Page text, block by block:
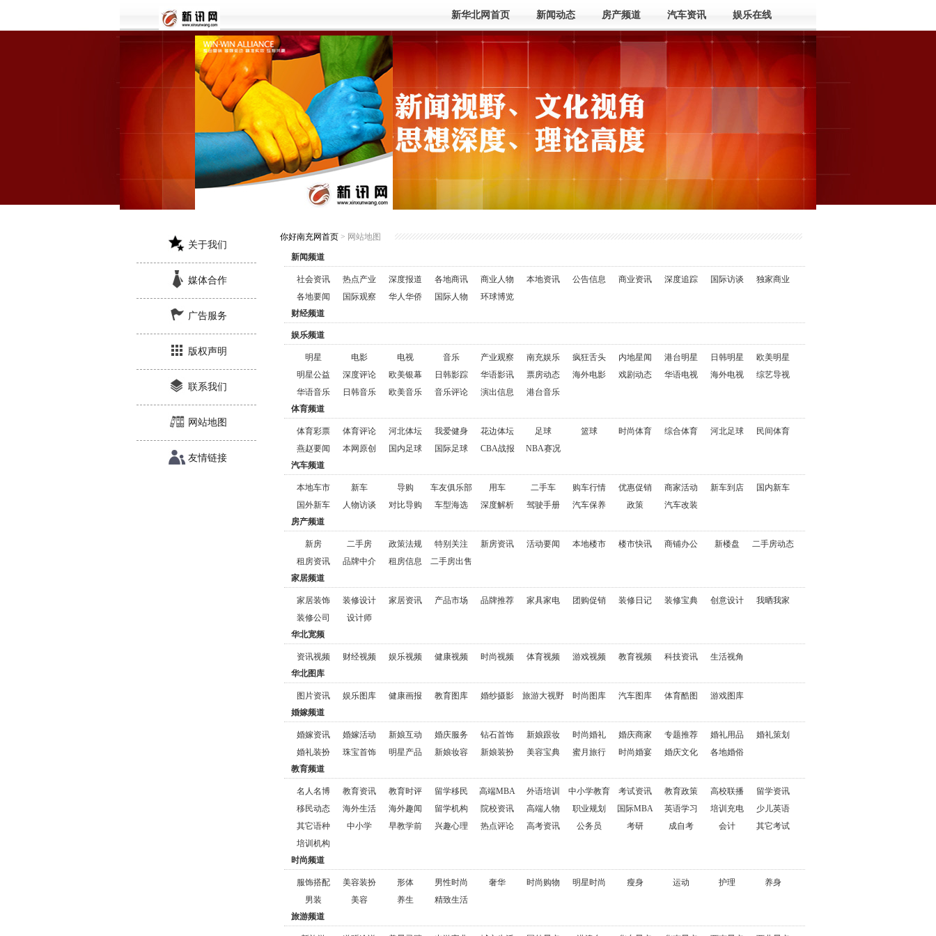
新华北网首页 新闻动态 房产频道 汽车资讯 娱乐在线
关于我们
媒体合作
广告服务
版权声明
联系我们
网站地图
友情链接
你好南充网首页 > 网站地图
新闻频道
社会资讯 热点产业 深度报道 各地商讯 商业人物 本地资讯 公告信息 商业资讯 深度追踪 国际访谈
独家商业
各地要闻
国际观察 华人华侨 国际人物
环球博览
财经频道
娱乐频道
明星 电影 电视 音乐 产业观察 南充娱乐 疯狂舌头 内地星闻 港台明星 日韩明星
欧美明星
明星公益
深度评论 欧美银幕 日韩影踪 华语影讯 票房动态 海外电影 戏剧动态 华语电视 海外电视
综艺导视
华语音乐
日韩音乐 欧美音乐 音乐评论 演出信息
港台音乐
体育频道
体育彩票 体育评论 河北体坛 我爱健身 花边体坛 足球 篮球 时尚体育 综合体育 河北足球
民间体育
燕赵要闻
本网原创 国内足球 国际足球 CBA战报
NBA赛况
汽车频道
本地车市 新车 导购 车友俱乐部 用车 二手车 购车行情 优惠促销 商家活动 新车到店
国内新车
国外新车
人物访谈 对比导购 车型海选 深度解析 驾驶手册 汽车保养 政策
汽车改装
房产频道
新房 二手房 政策法规 特别关注 新房资讯 活动要闻 本地楼市 楼市快讯 商铺办公 新楼盘
二手房动态
租房资讯
品牌中介 租房信息
二手房出售
家居频道
家居装饰 装修设计 家居资讯 产品市场 品牌推荐 家具家电 团购促销 装修日记 装修宝典 创意设计
我晒我家
装修公司
设计师
华北宽频
资讯视频 财经视频 娱乐视频 健康视频 时尚视频 体育视频 游戏视频 教育视频 科技资讯
生活视角
华北图库
图片资讯 娱乐图库 健康画报 教育图库 婚纱摄影 旅游大视野 时尚图库 汽车图库 体育酷图
游戏图库
婚嫁频道
婚嫁资讯 婚嫁活动 新娘互动 婚庆服务 钻石首饰 新娘跟妆 时尚婚礼 婚庆商家 专题推荐 婚礼用品
婚礼策划
婚礼装扮
珠宝首饰 明星产品 新娘妆容 新娘装扮 美容宝典 蜜月旅行 时尚婚宴 婚庆文化
各地婚俗
教育频道
名人名博 教育资讯 教育时评 留学移民 高端MBA 外语培训 中小学教育 考试资讯 教育政策 高校联播
留学资讯
移民动态
海外生活 海外趣闻 留学机构 院校资讯 高端人物 职业规划 国际MBA 英语学习 培训充电
少儿英语
其它语种
中小学 早教学前 兴趣心理 热点评论 高考资讯 公务员 考研 成自考 会计
其它考试
培训机构
时尚频道
服饰搭配 美容装扮 形体 男性时尚 奢华 时尚购物 明星时尚 瘦身 运动 护理
养身
男装
美容 养生
精致生活
旅游频道